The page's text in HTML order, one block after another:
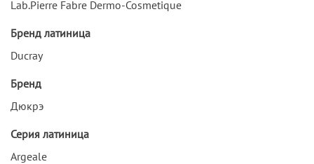
Lab.Pierre Fabre Dermo-Cosmetique
Бренд латиница
Ducray
Бренд
Дюкрэ
Серия латиница
Argeale